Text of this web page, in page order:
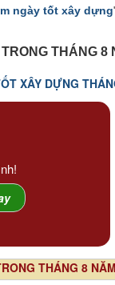
ngày tốt xây dựng
THÁNG 8
XÂY DỰNG
THÁNG 8